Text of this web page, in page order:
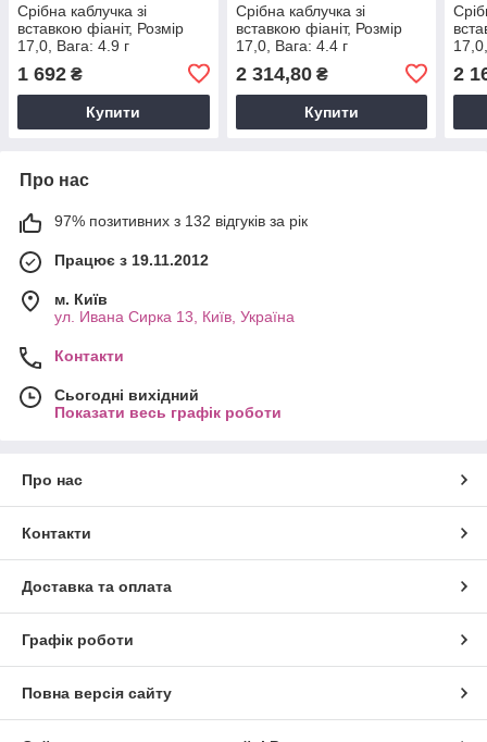
Срібна каблучка зі
вставкою фіаніт, Розмір
17,0, Вага: 4.9 г
1 692 ₴
Купити
Срібна каблучка зі
вставкою фіаніт, Розмір
17,0, Вага: 4.4 г
2 314,80₴
Купити
2
Про нас
97% позитивних з 132 відгуків за рік
Працює з 19.11.2012
м. Київ
ул. Ивана Сирка 13, Київ, Україна
Контакти
Сьогодні вихідний
Показати весь графік роботи
Про нас
Контакти
Доставка та оплата
Графік роботи
Повна версія сайту